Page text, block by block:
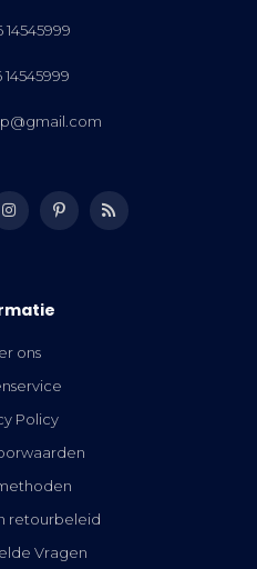
14545999
14545999
ons
Policy
retourbeleid
Vragen